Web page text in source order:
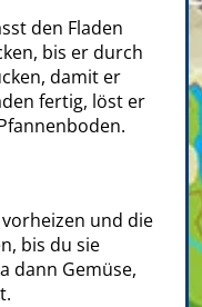
den Fladen
bis er durch
damit er
fertig, löst er
und die
bis du sie
dann Gemüse,